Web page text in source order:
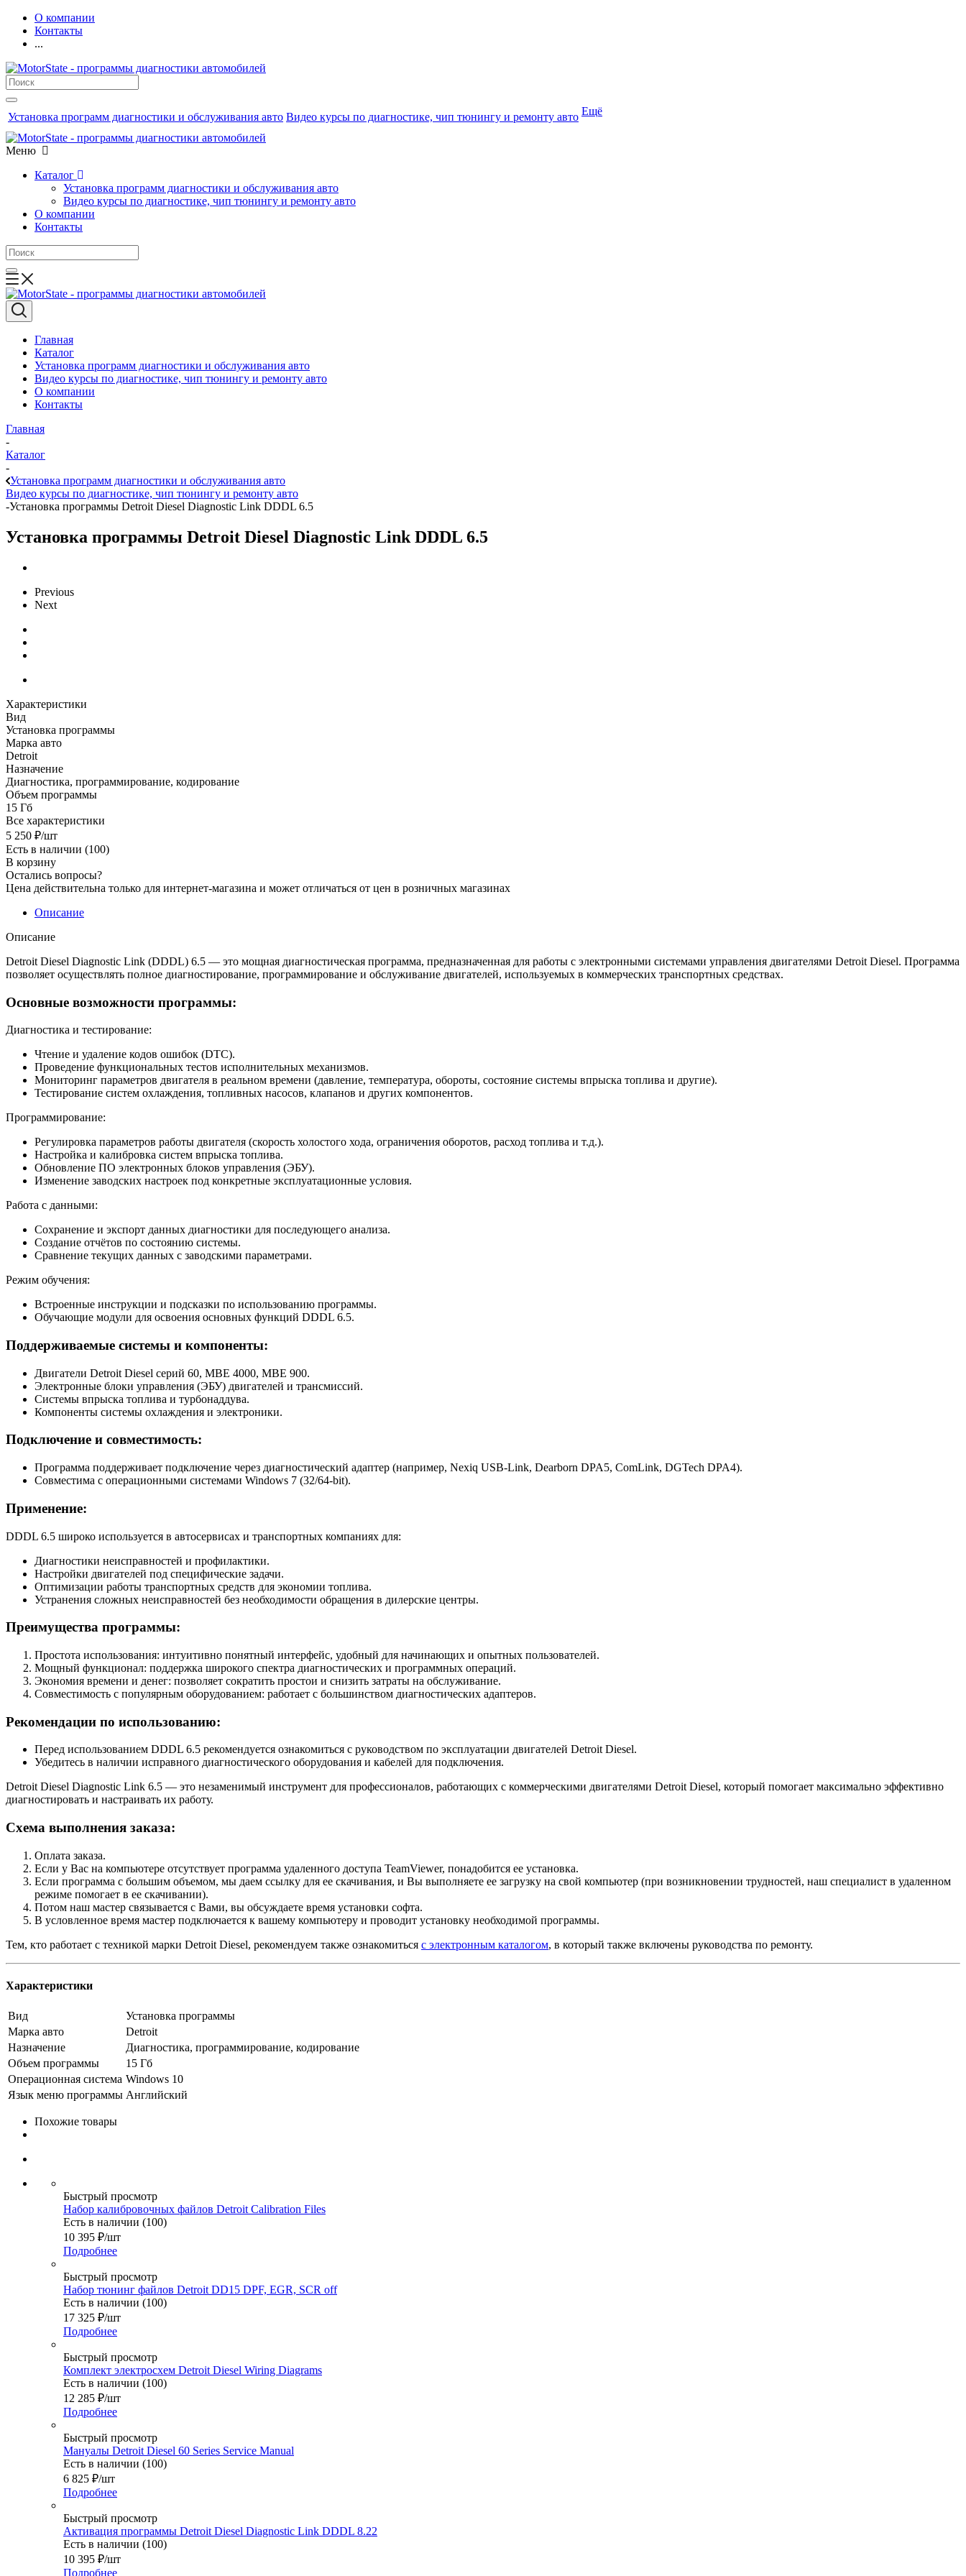
О компании
Контакты
...
Установка программ диагностики и обслуживания авто Видео курсы по диагностике, чип тюнингу и ремонту авто Ещё
Меню
Каталог
Установка программ диагностики и обслуживания авто
Видео курсы по диагностике, чип тюнингу и ремонту авто
О компании
Контакты
Главная
Каталог
Установка программ диагностики и обслуживания авто
Видео курсы по диагностике, чип тюнингу и ремонту авто
О компании
Контакты
Главная
-
Каталог
-
Установка программ диагностики и обслуживания авто
Видео курсы по диагностике, чип тюнингу и ремонту авто
-Установка программы Detroit Diesel Diagnostic Link DDDL 6.5
Установка программы Detroit Diesel Diagnostic Link DDDL 6.5
Previous
Next
Характеристики
Вид
Установка программы
Марка авто
Detroit
Назначение
Диагностика, программирование, кодирование
Объем программы
15 Гб
Все характеристики
5 250 ₽/шт
Есть в наличии (100)
В корзину
Остались вопросы?
Цена действительна только для интернет-магазина и может отличаться от цен в розничных магазинах
Описание
Описание
Detroit Diesel Diagnostic Link (DDDL) 6.5 — это мощная диагностическая программа, предназначенная для работы с электронными системами управления двигателями Detroit Diesel. Программа
позволяет осуществлять полное диагностирование, программирование и обслуживание двигателей, используемых в коммерческих транспортных средствах.
Основные возможности программы:
Диагностика и тестирование:
Чтение и удаление кодов ошибок (DTC).
Проведение функциональных тестов исполнительных механизмов.
Мониторинг параметров двигателя в реальном времени (давление, температура, обороты, состояние системы впрыска топлива и другие).
Тестирование систем охлаждения, топливных насосов, клапанов и других компонентов.
Программирование:
Регулировка параметров работы двигателя (скорость холостого хода, ограничения оборотов, расход топлива и т.д.).
Настройка и калибровка систем впрыска топлива.
Обновление ПО электронных блоков управления (ЭБУ).
Изменение заводских настроек под конкретные эксплуатационные условия.
Работа с данными:
Сохранение и экспорт данных диагностики для последующего анализа.
Создание отчётов по состоянию системы.
Сравнение текущих данных с заводскими параметрами.
Режим обучения:
Встроенные инструкции и подсказки по использованию программы.
Обучающие модули для освоения основных функций DDDL 6.5.
Поддерживаемые системы и компоненты:
Двигатели Detroit Diesel серий 60, MBE 4000, MBE 900.
Электронные блоки управления (ЭБУ) двигателей и трансмиссий.
Системы впрыска топлива и турбонаддува.
Компоненты системы охлаждения и электроники.
Подключение и совместимость:
Программа поддерживает подключение через диагностический адаптер (например, Nexiq USB-Link, Dearborn DPA5, ComLink, DGTech DPA4).
Совместима с операционными системами Windows 7 (32/64-bit).
Применение:
DDDL 6.5 широко используется в автосервисах и транспортных компаниях для:
Диагностики неисправностей и профилактики.
Настройки двигателей под специфические задачи.
Оптимизации работы транспортных средств для экономии топлива.
Устранения сложных неисправностей без необходимости обращения в дилерские центры.
Преимущества программы:
Простота использования: интуитивно понятный интерфейс, удобный для начинающих и опытных пользователей.
Мощный функционал: поддержка широкого спектра диагностических и программных операций.
Экономия времени и денег: позволяет сократить простои и снизить затраты на обслуживание.
Совместимость с популярным оборудованием: работает с большинством диагностических адаптеров.
Рекомендации по использованию:
Перед использованием DDDL 6.5 рекомендуется ознакомиться с руководством по эксплуатации двигателей Detroit Diesel.
Убедитесь в наличии исправного диагностического оборудования и кабелей для подключения.
Detroit Diesel Diagnostic Link 6.5 — это незаменимый инструмент для профессионалов, работающих с коммерческими двигателями Detroit Diesel, который помогает максимально эффективно
диагностировать и настраивать их работу.
Схема выполнения заказа:
Оплата заказа.
Если у Вас на компьютере отсутствует программа удаленного доступа TeamViewer, понадобится ее установка.
Если программа с большим объемом, мы даем ссылку для ее скачивания, и Вы выполняете ее загрузку на свой компьютер (при возникновении трудностей, наш специалист в удаленном
режиме помогает в ее скачивании).
Потом наш мастер связывается с Вами, вы обсуждаете время установки софта.
В условленное время мастер подключается к вашему компьютеру и проводит установку необходимой программы.
Тем, кто работает с техникой марки Detroit Diesel, рекомендуем также ознакомиться с электронным каталогом, в который также включены руководства по ремонту.
Характеристики
Вид
Установка программы
Марка авто
Detroit
Назначение
Диагностика, программирование, кодирование
Объем программы
15 Гб
Операционная система Windows 10
Язык меню программы Английский
Похожие товары
Быстрый просмотр
Набор калибровочных файлов Detroit Calibration Files
Есть в наличии (100)
10 395 ₽/шт
Подробнее
Быстрый просмотр
Набор тюнинг файлов Detroit DD15 DPF, EGR, SCR off
Есть в наличии (100)
17 325 ₽/шт
Подробнее
Быстрый просмотр
Комплект электросхем Detroit Diesel Wiring Diagrams
Есть в наличии (100)
12 285 ₽/шт
Подробнее
Быстрый просмотр
Мануалы Detroit Diesel 60 Series Service Manual
Есть в наличии (100)
6 825 ₽/шт
Подробнее
Быстрый просмотр
Активация программы Detroit Diesel Diagnostic Link DDDL 8.22
Есть в наличии (100)
10 395 ₽/шт
Подробнее